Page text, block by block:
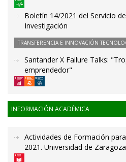
Boletín 14/2021 del Servicio
Investigación
TRANSFERENCIA E INNOVACIÓN
Santander X Failure Talks:
emprendedor"
INFORMACIÓN ACADÉMICA
Actividades de Formación
2021. Universidad de Zaragoza